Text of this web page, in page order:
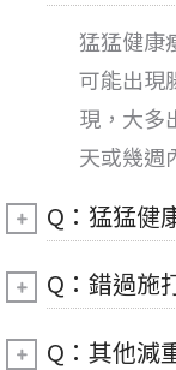
猛猛健康
可能出現
現，大多
天或幾週
Q：猛猛健
Q：錯過施
Q：其他減